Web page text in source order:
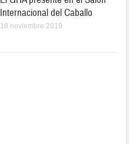
Internacional del Caballo
18 noviembre 2019